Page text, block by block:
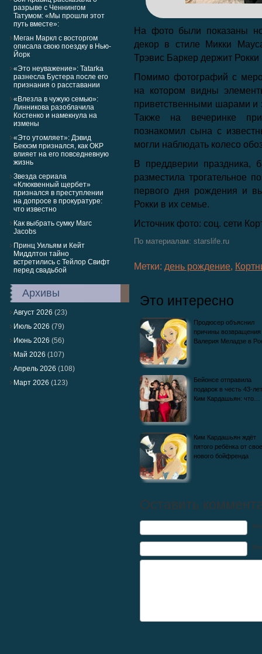
разрыве с Ченнингом
Татумом: «Мы прошли этот
путь вместе»:
Меган Маркл с восторгом
описала свою поездку в Нью-
Йорк
«Это неуважение»: Tatarka
разнесла Бустера после его
признания о расставании
«Влезла в чужую семью»:
Линникова разоблачила
Костенко и намекнула на
измены
«Это утомляет»: Дэвид
Бекхэм признался, как ОКР
влияет на его повседневную
жизнь
Звезда сериала
«Клюквенный щербет»
признался в преступлении
на допросе в прокуратуре:
что известно
Как выбрать сумку Marc
Jacobs
Принц Уильям и Кейт
Миддлтон тайно
встретились с Тейлор Свифт
перед свадьбой
Архивы
Август 2026 (23)
Июль 2026 (79)
Июнь 2026 (56)
Май 2026 (107)
Апрель 2026 (108)
Март 2026 (123)
На фото были показаны
декор в стиле Микки
Трэвис Баркер держит
Помимо фотографий с
на котором видны
приветственными шарами и
Также на вечеринке
познакомил сына с
могли наблюдать колесо
В преддверии праздника,
разместила трогательное
первого дня рождения и
Рокки в их семье.
Источник фото: соц. сети
По материалам: starslife.ru
Метки: день рождение,
Это интересно
Продюсер объяснил
причины возвращения
Валерия Меладзе в
Бейонсе отправила
подарок в честь 43-
Ким Кардашьян: что…
Ким Кардашьян ждёт
пятого ребёнка от
нового бойфренда
Оставить